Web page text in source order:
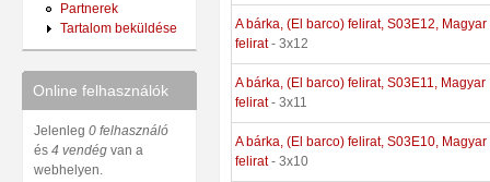
Partnerek
Tartalom beküldése
Online felhasználók
Jelenleg 0 felhasználó
és 4 vendég van a
webhelyen.
A bárka, (El barco) felirat, S03E12, Magyar
felirat- 3x12
A bárka, (El barco) felirat, S03E11, Magyar
felirat- 3x11
A bárka, (El barco) felirat, S03E10, Magyar
felirat- 3x10